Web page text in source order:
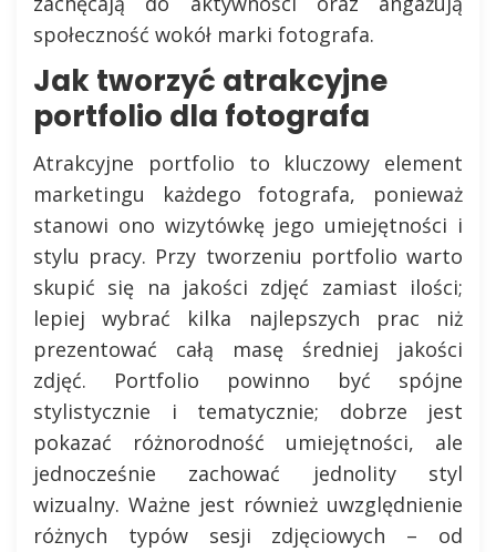
społeczność wokół marki fotografa.
Jak tworzyć atrakcyjne
portfolio dla fotografa
Atrakcyjne portfolio to kluczowy element
marketingu każdego fotografa, ponieważ
stanowi ono wizytówkę jego umiejętności i
stylu pracy. Przy tworzeniu portfolio warto
skupić się na jakości zdjęć zamiast ilości;
lepiej wybrać kilka najlepszych prac niż
prezentować całą masę średniej jakości
zdjęć. Portfolio powinno być spójne
stylistycznie i tematycznie; dobrze jest
pokazać różnorodność umiejętności, ale
jednocześnie zachować jednolity styl
wizualny. Ważne jest również uwzględnienie
różnych typów sesji zdjęciowych – od